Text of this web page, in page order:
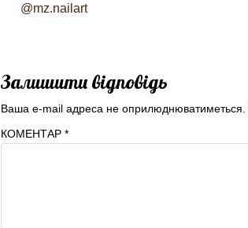
@mz.nailart
Залишити відповідь
Ваша e-mail адреса не оприлюднюватиметься.
КОМЕНТАР *